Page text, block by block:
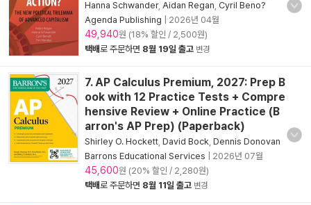
Hanna Schwander, Aidan Regan Cyril Beno?
Agenda Publishing
2026년 04월
49,940원 (18% 할인 / 2,500원)
택배로 주문하면 8월 19일 출고 변경
7. AP Calculus Premium, 2027: Prep B
ook with 12 Practice Tests + Compre
hensive Review + Online Practice (B
arron's AP Prep) (Paperback)
Shirley O. Hockett David Bock Dennis Donovan
Barrons Educational Services
2026년 07월
45,600원 (20% 할인 / 2,280원)
택배로 주문하면 8월 11일 출고 변경